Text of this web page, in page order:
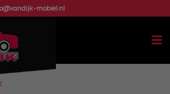
mobiel.nl